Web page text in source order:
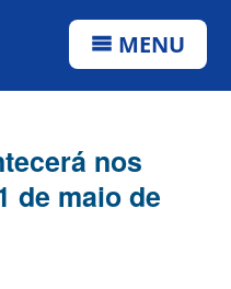
MENU
nos
de maio de